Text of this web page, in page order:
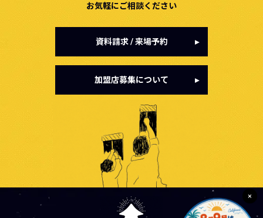
お気軽にご相談ください
資料請求 / 来場予約 ▸
加盟店募集について ▸
×